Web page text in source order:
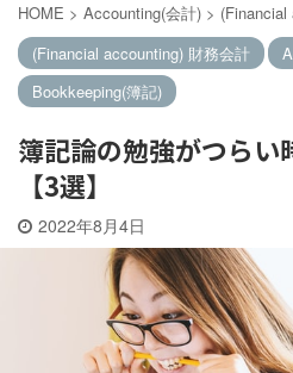
HOME > Accounting(会計) >
(Financial accounting) 財務会計
Bookkeeping(簿記)
簿記論の勉強がつらい
【3選】
2022年8月4日